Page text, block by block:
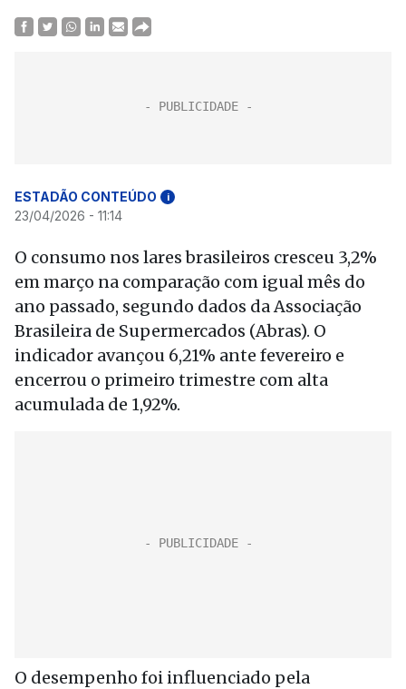
ESTADÃO CONTEÚDO i
23/04/2026 - 11:14
O consumo nos lares brasileiros cresceu 3,2%
em março na comparação com igual mês do
ano passado, segundo dados da Associação
Brasileira de Supermercados (Abras). O
indicador avançou 6,21% ante fevereiro e
encerrou o primeiro trimestre com alta
acumulada de 1,92%.
O desempenho foi influenciado pela